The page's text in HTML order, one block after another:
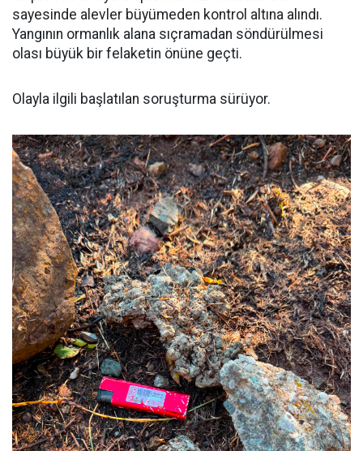
sayesinde alevler büyümeden kontrol altına alındı.
Yangının ormanlık alana sıçramadan söndürülmesi
olası büyük bir felaketin önüne geçti.
Olayla ilgili başlatılan soruşturma sürüyor.